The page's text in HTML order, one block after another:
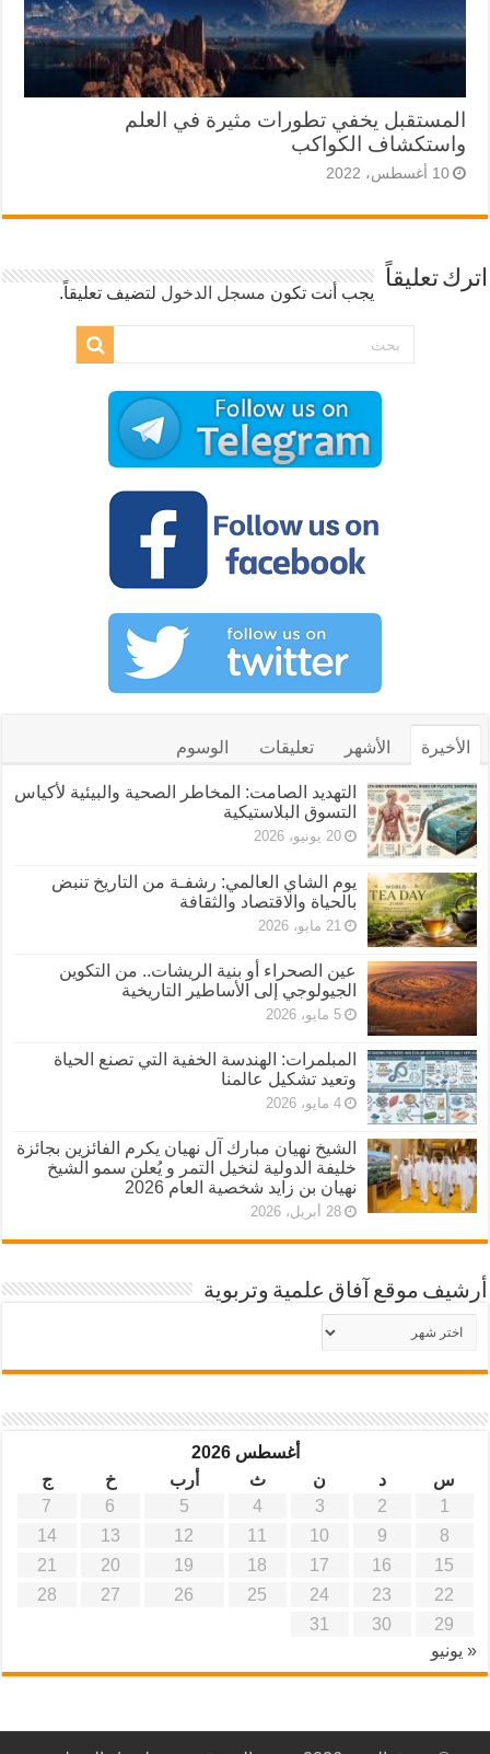
المستقبل يخفي تطورات مثيرة في العلم
واستكشاف الكواكب
10 أغسطس، 2022
اترك تعليقاً
يجب أنت تكون مسجل الدخول لتضيف تعليقاً.
الأخيرة الأشهر تعليقات الوسوم
التهديد الصامت: المخاطر الصحية والبيئية لأكياس
التسوق البلاستيكية
20 يونيو، 2026
يوم الشاي العالمي: رشفـة من التاريخ تنبض
بالحياة والاقتصاد والثقافة
21 مايو، 2026
عين الصحراء أو بنية الريشات.. من التكوين
الجيولوجي إلى الأساطير التاريخية
5 مايو، 2026
المبلمرات: الهندسة الخفية التي تصنع الحياة
وتعيد تشكيل عالمنا
4 مايو، 2026
الشيخ نهيان مبارك آل نهيان يكرم الفائزين بجائزة
خليفة الدولية لنخيل التمر و يُعلن سمو الشيخ
نهيان بن زايد شخصية العام 2026
28 أبريل، 2026
أرشيف موقع آفاق علمية وتربوية
أرشيف
موقع
أغسطس 2026
س
د ن ث أرب خ
ج
1
2
3
4
5
6
7
8
9
10
11
12
13
14
15
16
17
18
19
20
21
22
23
24
25
26
27
28
29
30
31
« يونيو